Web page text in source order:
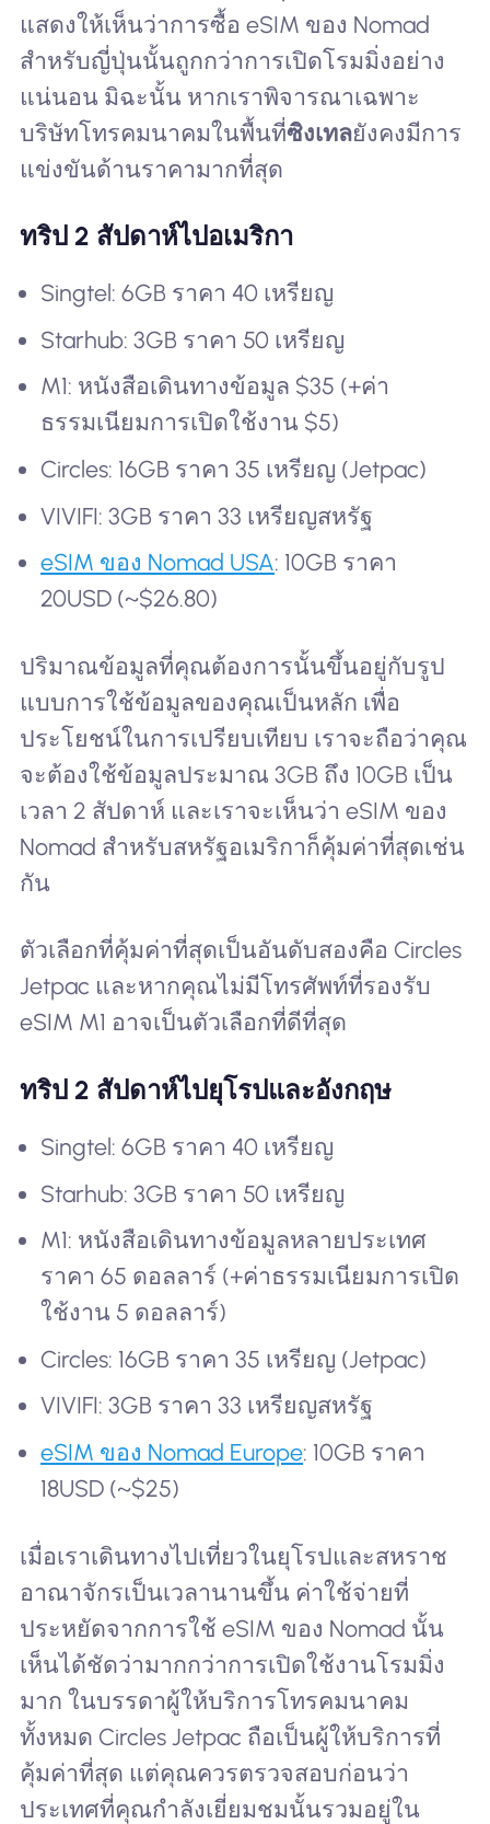
แสดงให้เห็นว่าการซื้อ eSIM ของ Nomad
สำหรับญี่ปุ่นนั้นถูกกว่าการเปิดโรมมิ่งอย่าง
แน่นอน มิฉะนั้น หากเราพิจารณาเฉพาะ
บริษัทโทรคมนาคมในพื้นที่ซิงเทลยังคงมีการ
แข่งขันด้านราคามากที่สุด
ทริป 2 สัปดาห์ไปอเมริกา
Singtel: 6GB ราคา 40 เหรียญ
Starhub: 3GB ราคา 50 เหรียญ
M1: หนังสือเดินทางข้อมูล $35 (+ค่า
ธรรมเนียมการเปิดใช้งาน $5)
Circles: 16GB ราคา 35 เหรียญ (Jetpac)
VIVIFI: 3GB ราคา 33 เหรียญสหรัฐ
eSIM ของ Nomad USA: 10GB ราคา
20USD (~$26.80)
ปริมาณข้อมูลที่คุณต้องการนั้นขึ้นอยู่กับรูป
แบบการใช้ข้อมูลของคุณเป็นหลัก เพื่อ
ประโยชน์ในการเปรียบเทียบ เราจะถือว่าคุณ
จะต้องใช้ข้อมูลประมาณ 3GB ถึง 10GB เป็น
เวลา 2 สัปดาห์ และเราจะเห็นว่า eSIM ของ
Nomad สำหรับสหรัฐอเมริกาก็คุ้มค่าที่สุดเช่น
กัน
ตัวเลือกที่คุ้มค่าที่สุดเป็นอันดับสองคือ Circles
Jetpac และหากคุณไม่มีโทรศัพท์ที่รองรับ
eSIM M1 อาจเป็นตัวเลือกที่ดีที่สุด
ทริป 2 สัปดาห์ไปยุโรปและอังกฤษ
Singtel: 6GB ราคา 40 เหรียญ
Starhub: 3GB ราคา 50 เหรียญ
M1: หนังสือเดินทางข้อมูลหลายประเทศ
ราคา 65 ดอลลาร์ (+ค่าธรรมเนียมการเปิด
ใช้งาน 5 ดอลลาร์)
Circles: 16GB ราคา 35 เหรียญ (Jetpac)
VIVIFI: 3GB ราคา 33 เหรียญสหรัฐ
eSIM ของ Nomad Europe: 10GB ราคา
18USD (~$25)
เมื่อเราเดินทางไปเที่ยวในยุโรปและสหราช
อาณาจักรเป็นเวลานานขึ้น ค่าใช้จ่ายที่
ประหยัดจากการใช้ eSIM ของ Nomad นั้น
เห็นได้ชัดว่ามากกว่าการเปิดใช้งานโรมมิ่ง
มาก ในบรรดาผู้ให้บริการโทรคมนาคม
ทั้งหมด Circles Jetpac ถือเป็นผู้ให้บริการที่
คุ้มค่าที่สุด แต่คุณควรตรวจสอบก่อนว่า
ประเทศที่คุณกำลังเยี่ยมชมนั้นรวมอยู่ใน